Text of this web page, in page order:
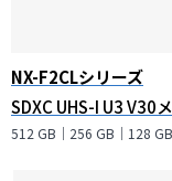
NX-F2CLシリーズ
SDXC UHS-I U3 V30
512 GB｜256 GB｜128 GB